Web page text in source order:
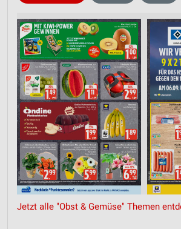
Jetzt alle "Obst & Gemüse" Themen